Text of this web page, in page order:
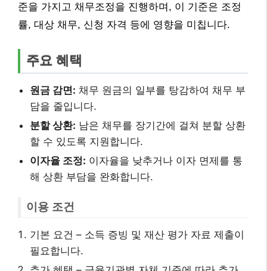
준을 가지고 채무조정을 진행하며, 이 기준은 조정
률, 대상 채무, 신청 자격 등에 영향을 미칩니다.
주요 혜택
원금 감면: 채무 원금의 일부를 탕감하여 채무 부
담을 줄입니다.
분할 상환: 남은 채무를 장기간에 걸쳐 분할 상환
할 수 있도록 지원합니다.
이자율 조정: 이자율을 낮추거나 이자 면제를 통
해 상환 부담을 완화합니다.
이용 조건
기본 요건 – 소득 증빙 및 재산 평가 자료 제출이
필요합니다.